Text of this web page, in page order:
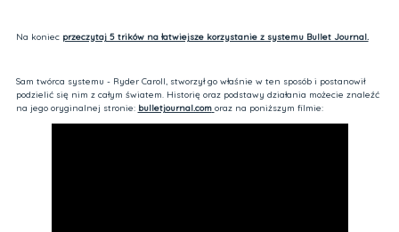
Na koniec przeczytaj 5 trików na łatwiejsze korzystanie z systemu Bullet Journal.
Sam twórca systemu - Ryder Caroll, stworzył go właśnie w ten sposób i postanowił
podzielić się nim z całym światem. Historię oraz podstawy działania możecie znaleźć
na jego oryginalnej stronie: bulletjournal.com oraz na poniższym filmie: